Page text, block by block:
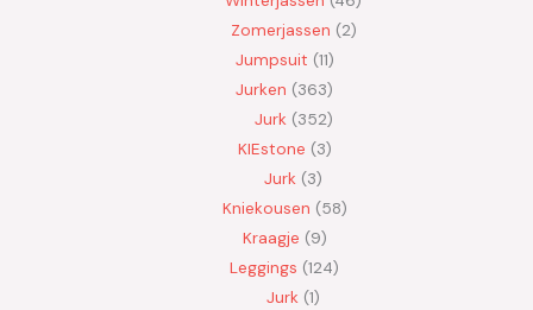
Zomerjassen 2
Jumpsuit 11
Jurken 363
Jurk 352
KIEstone 3
Jurk 3
Kniekousen 58
Kraagje 9
Leggings 124
Jurk 1